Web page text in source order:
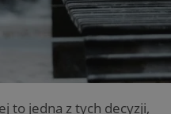
to jedna z tych decyzji,